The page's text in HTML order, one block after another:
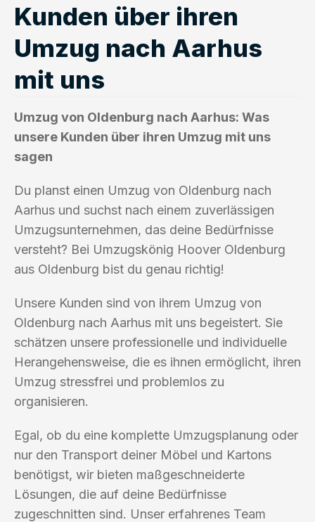
Kunden über ihren
Umzug nach Aarhus
mit uns
Umzug von Oldenburg nach Aarhus: Was
unsere Kunden über ihren Umzug mit uns
sagen
Du planst einen Umzug von Oldenburg nach
Aarhus und suchst nach einem zuverlässigen
Umzugsunternehmen, das deine Bedürfnisse
versteht? Bei Umzugskönig Hoover Oldenburg
aus Oldenburg bist du genau richtig!
Unsere Kunden sind von ihrem Umzug von
Oldenburg nach Aarhus mit uns begeistert. Sie
schätzen unsere professionelle und individuelle
Herangehensweise, die es ihnen ermöglicht, ihren
Umzug stressfrei und problemlos zu
organisieren.
Egal, ob du eine komplette Umzugsplanung oder
nur den Transport deiner Möbel und Kartons
benötigst, wir bieten maßgeschneiderte
Lösungen, die auf deine Bedürfnisse
zugeschnitten sind. Unser erfahrenes Team